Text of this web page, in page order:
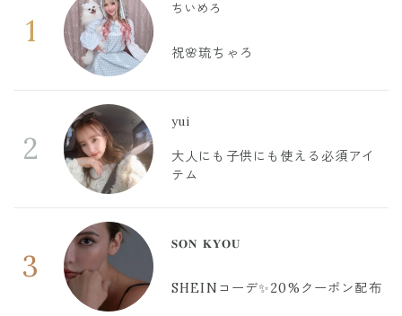
1
ちいめろ
祝🌸琉ちゃろ
2
yui
大人にも子供にも使える必須アイ
テム
3
𝐒𝐎𝐍 𝐊𝐘𝐎𝐔
SHEINコーデ✨20%クーポン配布